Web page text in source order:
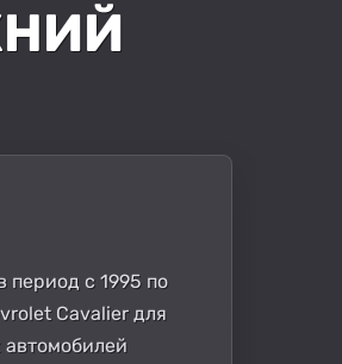
период с 1995 по
Cavalier для
автомобилей